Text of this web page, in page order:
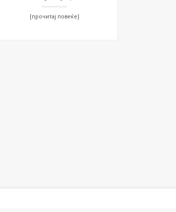
[прочитај повеќе]